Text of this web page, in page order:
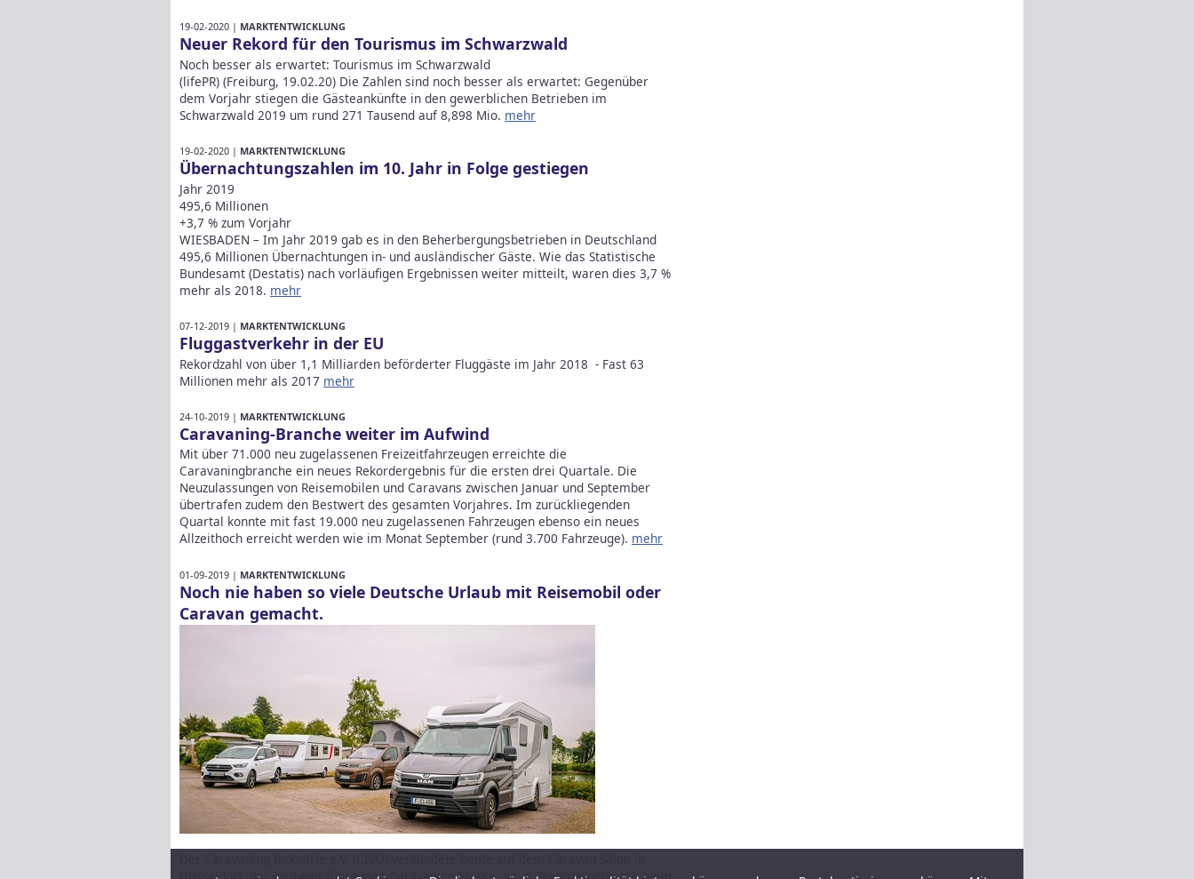
19-02-2020 | MARKTENTWICKLUNG
Neuer Rekord für den Tourismus im Schwarzwald
Noch besser als erwartet: Tourismus im Schwarzwald
(lifePR) (Freiburg, 19.02.20) Die Zahlen sind noch besser als erwartet: Gegenüber
dem Vorjahr stiegen die Gästeankünfte in den gewerblichen Betrieben im
Schwarzwald 2019 um rund 271 Tausend auf 8,898 Mio. mehr
19-02-2020 | MARKTENTWICKLUNG
Übernachtungszahlen im 10. Jahr in Folge gestiegen
Jahr 2019
495,6 Millionen
+3,7 % zum Vorjahr
WIESBADEN – Im Jahr 2019 gab es in den Beherbergungsbetrieben in Deutschland
495,6 Millionen Übernachtungen in- und ausländischer Gäste. Wie das Statistische
Bundesamt (Destatis) nach vorläufigen Ergebnissen weiter mitteilt, waren dies 3,7 %
mehr als 2018. mehr
07-12-2019 | MARKTENTWICKLUNG
Fluggastverkehr in der EU
Rekordzahl von über 1,1 Milliarden beförderter Fluggäste im Jahr 2018 - Fast 63
Millionen mehr als 2017 mehr
24-10-2019 | MARKTENTWICKLUNG
Caravaning-Branche weiter im Aufwind
Mit über 71.000 neu zugelassenen Freizeitfahrzeugen erreichte die
Caravaningbranche ein neues Rekordergebnis für die ersten drei Quartale. Die
Neuzulassungen von Reisemobilen und Caravans zwischen Januar und September
übertrafen zudem den Bestwert des gesamten Vorjahres. Im zurückliegenden
Quartal konnte mit fast 19.000 neu zugelassenen Fahrzeugen ebenso ein neues
Allzeithoch erreicht werden wie im Monat September (rund 3.700 Fahrzeuge). mehr
01-09-2019 | MARKTENTWICKLUNG
Noch nie haben so viele Deutsche Urlaub mit Reisemobil oder
Caravan gemacht.